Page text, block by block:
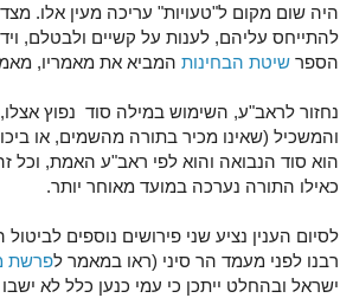
היה שום מקום ל"טעויות" עריכה מעין אלו.
להתייחס עליהם, לענות על קשיים ולבטלם,
הספר שיטת הבחינות המביא את מאמריו,
נחזור לראב"ע, השימוש במילה סוד נפוץ
והמשכיל (שאינו מכיר בתורה מהשמים, או
הוא סוד הנבואה והוא לפי ראב"ע האמת, וכל
כאילו התורה נערכה במועד מאוחר יותר.
לסיום הענין נציע שני פירושים נוספים
רבנו לפני מעמד הר סיני (ראו במאמר לפרשת
ישראל ובהחלט ייתכן כי עמי כנען כלל לא